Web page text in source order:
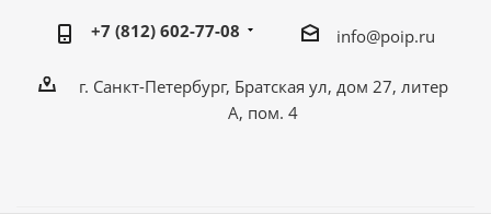
+7 (812) 602-77-08 info@poip.ru
г. Санкт-Петербург, Братская ул, дом 27, литер
А, пом. 4